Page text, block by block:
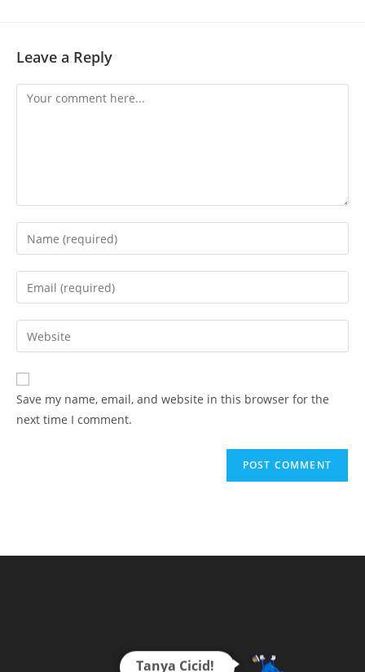
Leave a Reply
Comment
Enter
your
name
comment
Enter
your
email
address
comment
Enter
your
website
URL
(optional)
Save my name, email, and website in this browser for the
next time I comment.